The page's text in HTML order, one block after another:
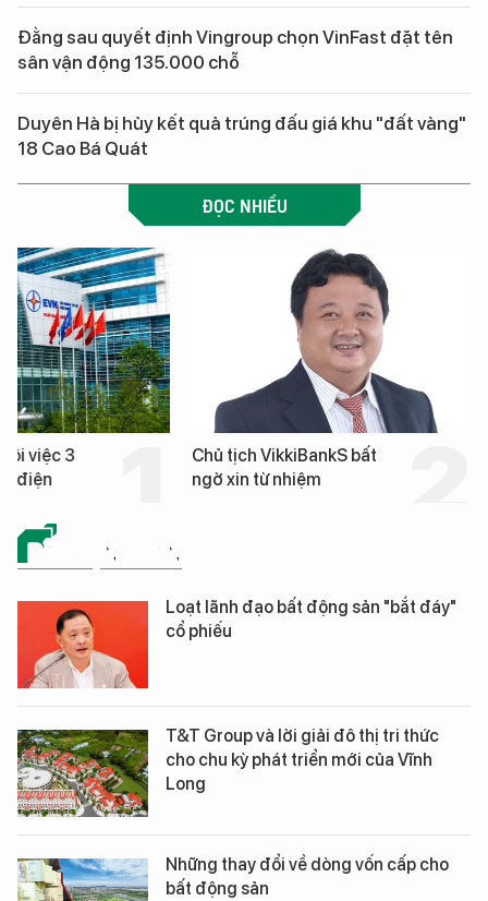
Đằng sau quyết định Vingroup chọn VinFast đặt tên
sân vận động 135.000 chỗ
Duyên Hà bị hủy kết quả trúng đấu giá khu "đất vàng"
18 Cao Bá Quát
ĐỌC NHIỀU
việc 3
điện
Chủ tịch VikkiBankS bất
ngờ xin từ nhiệm
BẤT ĐỘNG SẢN
Loạt lãnh đạo bất động sản "bắt đáy"
cổ phiếu
T&T Group và lời giải đô thị tri thức
cho chu kỳ phát triển mới của Vĩnh
Long
Những thay đổi về dòng vốn cấp cho
bất động sản